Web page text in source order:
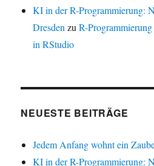
KI in der R-Programmierung:
Dresden zuR-
in RStudio
NEUESTE BEITRÄGE
Jedem Anfang wohnt ein
KI in der R-Programmierung: